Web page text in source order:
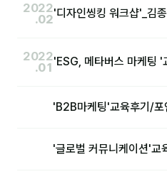
조안나
2022
.02'디자인씽킹 워크샵'_김
2022
.01 'ESG, 메타버스 마케팅 '
'B2B마케팅'교육후기/포
'글로벌 커뮤니케이션'